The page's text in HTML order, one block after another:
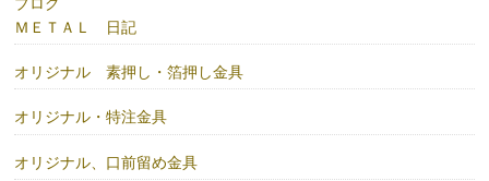
ＭＥＴＡＬ 日記
オリジナル 素押し・箔押し金具
オリジナル・特注金具
オリジナル、口前留め金具